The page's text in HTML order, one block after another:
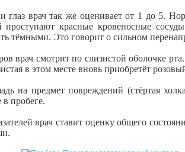
глаз врач так же оценивает от 1 до 5.
проступают красные кровеносные
тёмными. Это говорит о сильном
врач смотрит по слизистой оболочке
в этом месте вновь приобретёт
на предмет повреждений (стёртая
в пробеге.
врач ставит оценку общего